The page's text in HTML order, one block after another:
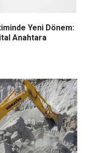
Yeni Dönem:
Anahtara